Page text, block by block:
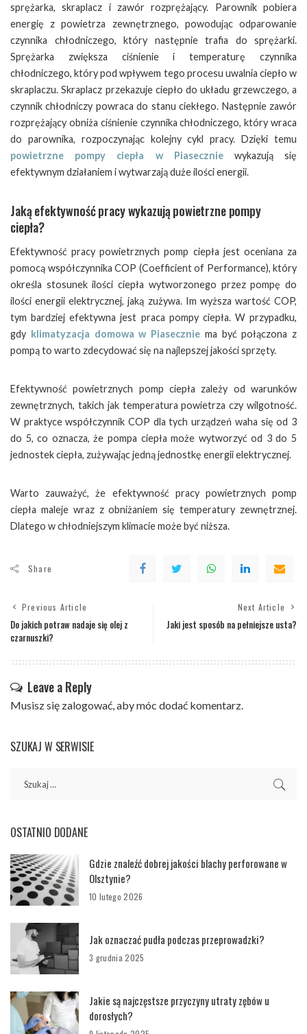
sprężarka, skraplacz i zawór rozprężający. Parownik pobiera
energię z powietrza zewnętrznego, powodując odparowanie
czynnika chłodniczego, który następnie trafia do sprężarki.
Sprężarka zwiększa ciśnienie i temperaturę czynnika
chłodniczego, który pod wpływem tego procesu uwalnia ciepło w
skraplaczu. Skraplacz przekazuje ciepło do układu grzewczego, a
czynnik chłodniczy powraca do stanu ciekłego. Następnie zawór
rozprężający obniża ciśnienie czynnika chłodniczego, który wraca
do parownika, rozpoczynając kolejny cykl pracy. Dzięki temu
powietrzne pompy ciepła w Piaseczniewykazują się
efektywnym działaniem i wytwarzają duże ilości energii.
Jaką efektywność pracy wykazują powietrzne pompy
ciepła?
Efektywność pracy powietrznych pomp ciepła jest oceniana za
pomocą współczynnika COP (Coefficient of Performance), który
określa stosunek ilości ciepła wytworzonego przez pompę do
ilości energii elektrycznej, jaką zużywa. Im wyższa wartość COP,
tym bardziej efektywna jest praca pompy ciepła. W przypadku,
gdy klimatyzacja domowa w Piasecznie ma być połączona z
pompą to warto zdecydować się na najlepszej jakości sprzęty.
Efektywność powietrznych pomp ciepła zależy od warunków
zewnętrznych, takich jak temperatura powietrza czy wilgotność.
W praktyce współczynnik COP dla tych urządzeń waha się od 3
do 5, co oznacza, że pompa ciepła może wytworzyć od 3 do 5
jednostek ciepła, zużywając jedną jednostkę energii elektrycznej.
Warto zauważyć, że efektywność pracy powietrznych pomp
ciepła maleje wraz z obniżaniem się temperatury zewnętrznej.
Dlatego w chłodniejszym klimacie może być niższa.
Share
Previous Article
Do jakich potraw nadaje się olej z
czarnuszki?
Next Article
Jaki jest sposób na pełniejsze usta?
Leave a Reply
Musisz się zalogować, aby móc dodać komentarz.
SZUKAJ W SERWISIE
OSTATNIO DODANE
Gdzie znaleźć dobrej jakości blachy perforowane w
Olsztynie?
10 lutego 2026
Jak oznaczać pudła podczas przeprowadzki?
3 grudnia 2025
Jakie są najczęstsze przyczyny utraty zębów u
dorosłych?